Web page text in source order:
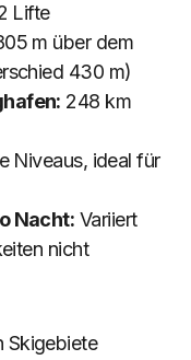
Lifte
m über dem
430 m)
248 km
Niveaus, ideal für
Nacht: Variiert
nicht
Skigebiete